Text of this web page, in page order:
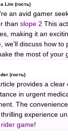
Lim (гость)
an avid gamer
than slope 2 This
making it an
we'll discuss how to
the most of your
(гость)
provides a clear
in urgent
The
thrilling experience
game!